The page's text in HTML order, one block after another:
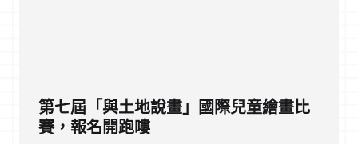
第七屆「與土地說畫」國際兒童繪畫比
賽，報名開跑嘍